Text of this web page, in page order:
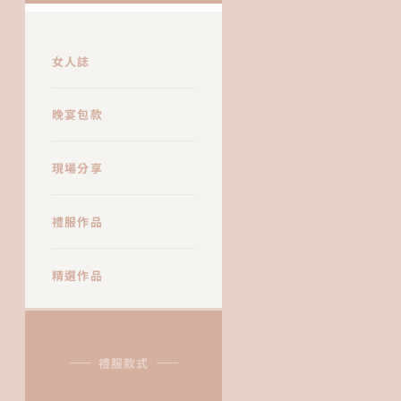
女人誌
晚宴包款
現場分享
禮服作品
精選作品
禮服款式